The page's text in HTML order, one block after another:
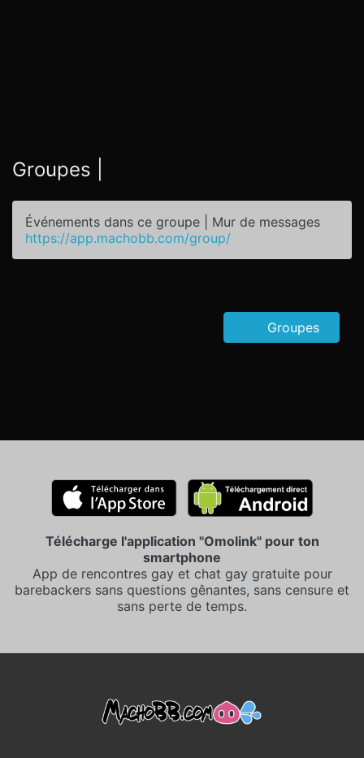
Groupes |
Événements dans ce groupe | Mur de messages
https://app.machobb.com/group/
Groupes
Télécharge l'application "Omolink" pour ton
smartphone
App de rencontres gay et chat gay gratuite pour
barebackers sans questions gênantes, sans censure et
sans perte de temps.